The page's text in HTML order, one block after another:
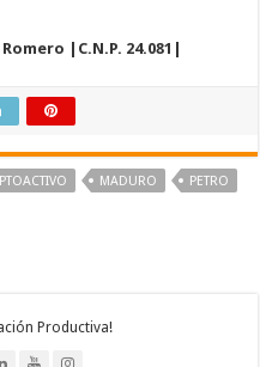
|C.N.P. 24.081|
MADURO
PETRO
Productiva!